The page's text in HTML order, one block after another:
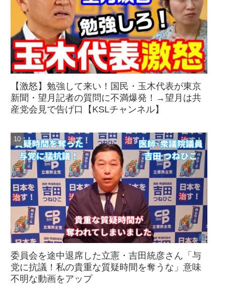
【激怒】勉強して来い！国民・玉木代表が東京
新聞・望月記者の質問に不満爆発！→望月は共
産党会見で告げ口【KSLチャンネル】
委員会を途中退席した立憲・吉田統彦さん「与
党に抗議！私の貴重な質疑時間を奪うな」意味
不明な動画をアップ